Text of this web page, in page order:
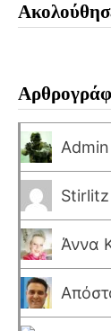
Admin
Stirlitz
Άννα